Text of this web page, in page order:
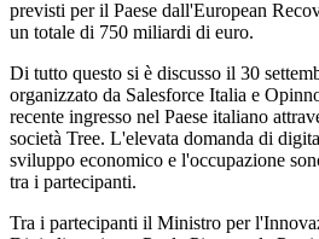
previsti per il Paese dall'European
un totale di 750 miliardi di euro.
Di tutto questo si è discusso il 30
organizzato da Salesforce Italia e
recente ingresso nel Paese italiano
società Tree. L'elevata domanda di
sviluppo economico e l'occupazione
tra i partecipanti.
Tra i partecipanti il Ministro per